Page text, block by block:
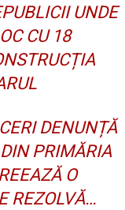
UNDE
CU 18
DENUNȚĂ
PRIMĂRIA
O
REZOLVĂ…